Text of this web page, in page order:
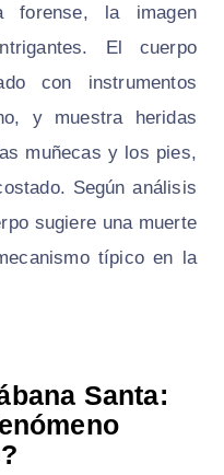
forense, la imagen
El cuerpo
con instrumentos
y muestra heridas
muñecas y los pies,
Según análisis
sugiere una muerte
típico en la
Santa: